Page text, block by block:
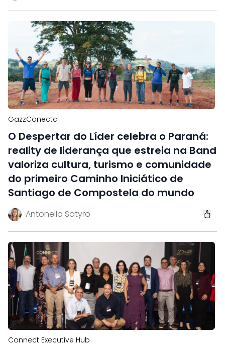
GazzConecta
O Despertar do Líder celebra o Paraná:
reality de liderança que estreia na Band
valoriza cultura, turismo e comunidade
do primeiro Caminho Iniciático de
Santiago de Compostela do mundo
Antonella Satyro
Connect Executive Hub